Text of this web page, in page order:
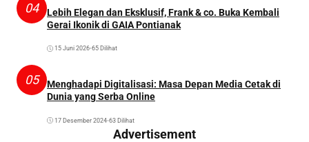
04
Lebih Elegan dan Eksklusif, Frank & co. Buka Kembali
Gerai Ikonik di GAIA Pontianak
15 Juni 2026•65 Dilihat
05
Menghadapi Digitalisasi: Masa Depan Media Cetak di
Dunia yang Serba Online
17 Desember 2024•63 Dilihat
Advertisement